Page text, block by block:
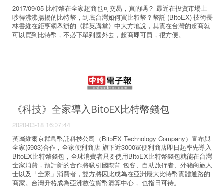
2017/09/05 比特幣在全家超商也可交易，真的嗎？ 最近在投資市場上
吵得沸沸揚揚的比特幣，到底台灣如何買比特幣？幣託 (BitoEX) 技術長
林書維在鉅亨網舉辦的《群英講堂》中大方地說，其實在台灣的超商就
可以買到比特幣，不必下單到國外去，超商即可買，很方便。
《科技》全家導入BitoEX比特幣錢包
2020-03-18 16:07:44
英屬維爾京群島幣託科技公司（BitoEX Technology Company）宣布與
全家(5903)合作，全家便利商店 旗下近3000家便利商店即日起率先導入
BitoEX比特幣錢包，全球消費者只要使用BitoEX比特幣錢包就能在台灣
全家消費，預計新的合作將吸引國際背 包客、自助旅行者、外籍商旅人
士以及「全家」消費者，雙方將因此成為在亞洲最大比特幣實體通路的
商家。台灣升格成為亞洲數位貨幣清算中心， 也指日可待。